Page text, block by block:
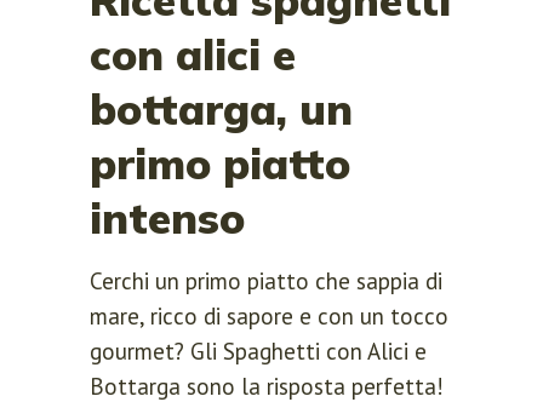
con alici e
bottarga, un
primo piatto
intenso
Cerchi un primo piatto che sappia di
mare, ricco di sapore e con un tocco
gourmet? Gli Spaghetti con Alici e
Bottarga sono la risposta perfetta!